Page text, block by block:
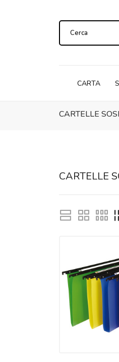
CARTA
CARTELLE
CARTELLE